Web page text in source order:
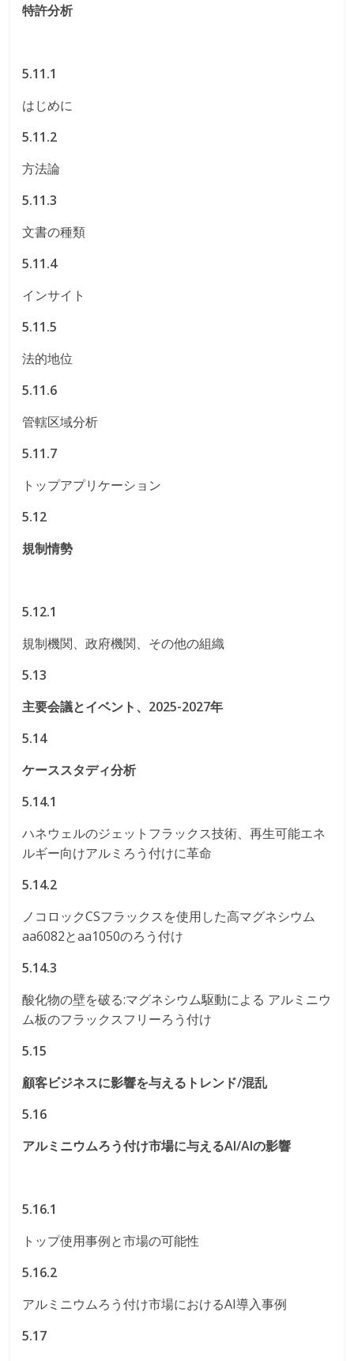
特許分析
5.11.1
はじめに
5.11.2
方法論
5.11.3
文書の種類
5.11.4
インサイト
5.11.5
法的地位
5.11.6
管轄区域分析
5.11.7
トップアプリケーション
5.12
規制情勢
5.12.1
規制機関、政府機関、その他の組織
5.13
主要会議とイベント、2025-2027年
5.14
ケーススタディ分析
5.14.1
ハネウェルのジェットフラックス技術、再生可能エネ
ルギー向けアルミろう付けに革命
5.14.2
ノコロックCSフラックスを使用した高マグネシウム
aa6082とaa1050のろう付け
5.14.3
酸化物の壁を破る:マグネシウム駆動による アルミニウ
ム板のフラックスフリーろう付け
5.15
顧客ビジネスに影響を与えるトレンド/混乱
5.16
アルミニウムろう付け市場に与えるAI/AIの影響
5.16.1
トップ使用事例と市場の可能性
5.16.2
アルミニウムろう付け市場におけるAI導入事例
5.17